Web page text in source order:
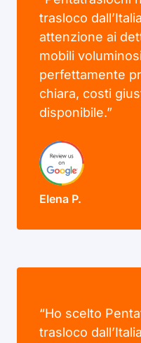
trasloco
attenzione ai
mobili
perfettamente
chiara, costi
disponibile.”
Elena P.
“Ho scelto
trasloco